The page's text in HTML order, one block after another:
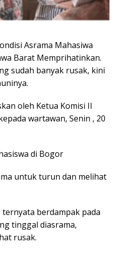
Asrama Mahasiwa
Barat Memprihatinkan.
sudah banyak rusak, kini
oleh Ketua Komisi II
wartawan, Senin , 20
di Bogor
untuk turun dan melihat
berdampak pada
tinggal diasrama,
rusak.